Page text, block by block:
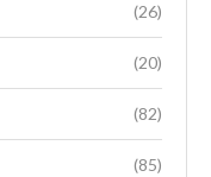
(26)
(20)
(82)
(85)